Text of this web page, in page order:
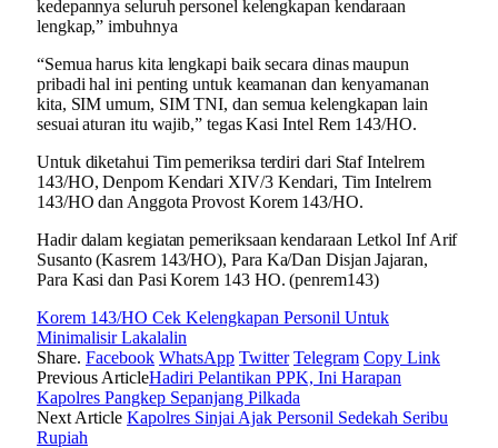
kedepannya seluruh personel kelengkapan kendaraan
lengkap,” imbuhnya
“Semua harus kita lengkapi baik secara dinas maupun
pribadi hal ini penting untuk keamanan dan kenyamanan
kita, SIM umum, SIM TNI, dan semua kelengkapan lain
sesuai aturan itu wajib,” tegas Kasi Intel Rem 143/HO.
Untuk diketahui Tim pemeriksa terdiri dari Staf Intelrem
143/HO, Denpom Kendari XIV/3 Kendari, Tim Intelrem
143/HO dan Anggota Provost Korem 143/HO.
Hadir dalam kegiatan pemeriksaan kendaraan Letkol Inf Arif
Susanto (Kasrem 143/HO), Para Ka/Dan Disjan Jajaran,
Para Kasi dan Pasi Korem 143 HO. (penrem143)
Korem 143/HO Cek Kelengkapan Personil Untuk
Minimalisir Lakalalin
Share. Facebook WhatsApp Twitter Telegram Copy Link
Previous ArticleHadiri Pelantikan PPK, Ini Harapan
Kapolres Pangkep Sepanjang Pilkada
Next Article Kapolres Sinjai Ajak Personil Sedekah Seribu
Rupiah